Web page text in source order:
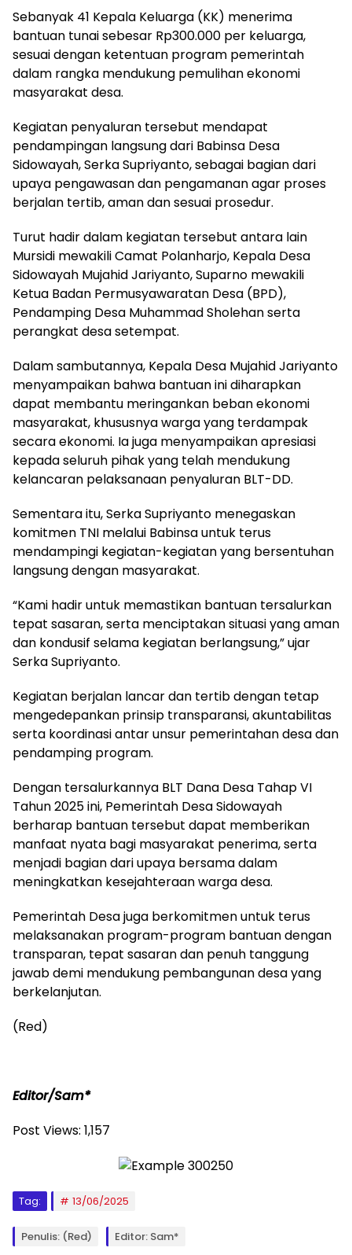
Sebanyak 41 Kepala Keluarga (KK) menerima
bantuan tunai sebesar Rp300.000 per keluarga,
sesuai dengan ketentuan program pemerintah
dalam rangka mendukung pemulihan ekonomi
masyarakat desa.
Kegiatan penyaluran tersebut mendapat
pendampingan langsung dari Babinsa Desa
Sidowayah, Serka Supriyanto, sebagai bagian dari
upaya pengawasan dan pengamanan agar proses
berjalan tertib, aman dan sesuai prosedur.
Turut hadir dalam kegiatan tersebut antara lain
Mursidi mewakili Camat Polanharjo, Kepala Desa
Sidowayah Mujahid Jariyanto, Suparno mewakili
Ketua Badan Permusyawaratan Desa (BPD),
Pendamping Desa Muhammad Sholehan serta
perangkat desa setempat.
Dalam sambutannya, Kepala Desa Mujahid Jariyanto
menyampaikan bahwa bantuan ini diharapkan
dapat membantu meringankan beban ekonomi
masyarakat, khususnya warga yang terdampak
secara ekonomi. Ia juga menyampaikan apresiasi
kepada seluruh pihak yang telah mendukung
kelancaran pelaksanaan penyaluran BLT-DD.
Sementara itu, Serka Supriyanto menegaskan
komitmen TNI melalui Babinsa untuk terus
mendampingi kegiatan-kegiatan yang bersentuhan
langsung dengan masyarakat.
“Kami hadir untuk memastikan bantuan tersalurkan
tepat sasaran, serta menciptakan situasi yang aman
dan kondusif selama kegiatan berlangsung,” ujar
Serka Supriyanto.
Kegiatan berjalan lancar dan tertib dengan tetap
mengedepankan prinsip transparansi, akuntabilitas
serta koordinasi antar unsur pemerintahan desa dan
pendamping program.
Dengan tersalurkannya BLT Dana Desa Tahap VI
Tahun 2025 ini, Pemerintah Desa Sidowayah
berharap bantuan tersebut dapat memberikan
manfaat nyata bagi masyarakat penerima, serta
menjadi bagian dari upaya bersama dalam
meningkatkan kesejahteraan warga desa.
Pemerintah Desa juga berkomitmen untuk terus
melaksanakan program-program bantuan dengan
transparan, tepat sasaran dan penuh tanggung
jawab demi mendukung pembangunan desa yang
berkelanjutan.
(Red)
Editor/Sam*
Post Views: 1,157
Tag: 13/06/2025
Penulis: (Red) Editor: Sam*